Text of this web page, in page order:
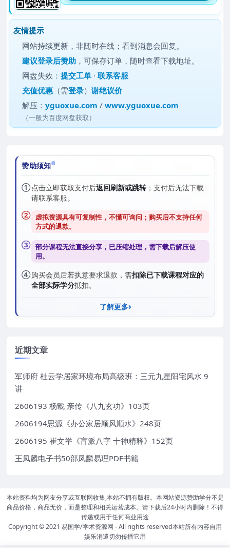
友情提示
网站持续更新，非随时在线；看到消息会回复。
建议登录后赞助 ，可保存订单，随时查看下载地址。
网盘失效：提交工单 ·联系客服
充值优惠 （需登录）谢绝议价
解压：yguoxue.com /www.yguoxue.com
（一般为百度网盘获取）
赞助须知
①点击立即获取支付后返回刷新或跳转；支付后无法下载
请联系客服。
② 虚拟资源具有可复制性，不懂可询问；购买后不支持任何
方式的退款。
③ 部分课程无法直接分享，已压缩处理，需下载后解压使
用。
④购买会员后若执意要求退款，需扣除已下载课程对应的
全部实际学分抵扣。
了解更多
近期文章
军师府 杜云学居家环境布局高级班：三元九星阳宅风水 9
讲
2606193 杨戬 亲传《八九玄功》103页
2606194思源《办公家居顺风顺水》248页
2606195 崔文举《盲派八字 十神精释》152页
王凤麟电子书50部凤麟易理PDF书籍
本站资料均为网友分享或互联网收集,本站不拥有版权。本网站资源赞助学分不是
商品价格，商品无价，而是整理和相关运营成本。请下载后24小时内删除！不得
传递或用于任何商业用途
Copyright © 2021 易国学/学术资源网 - All rights reserved本站所有内容自用
娱乐消遣切勿传播它用